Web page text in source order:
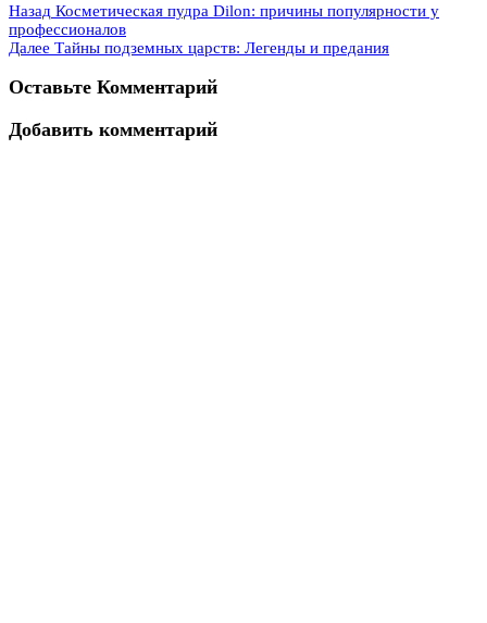
Назад Косметическая пудра Dilon: причины популярности у
профессионалов
Далее Тайны подземных царств: Легенды и предания
Оставьте Комментарий
Добавить комментарий